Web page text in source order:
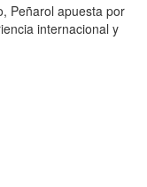
Peñarol apuesta por
internacional y